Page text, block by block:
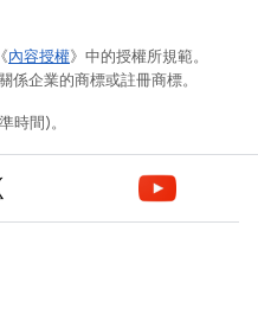
內容授權》中的授權所規範。
企業的商標或註冊商標。
時間)。